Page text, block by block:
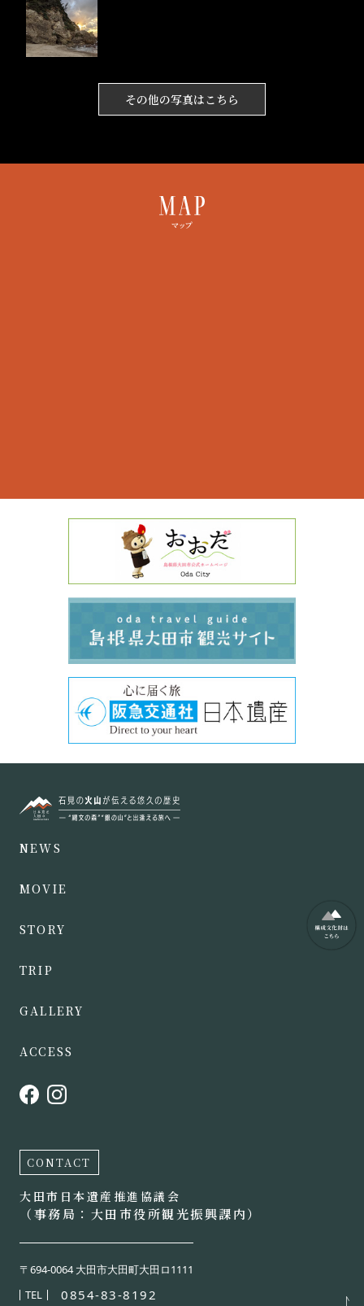
その他の写真はこちら
NEWS
MOVIE
STORY
TRIP
GALLERY
ACCESS
CONTACT
大田市日本遺産推進協議会
（事務局：大田市役所観光振興課内）
〒694-0064 大田市大田町大田ロ1111
TEL
0854-83-8192